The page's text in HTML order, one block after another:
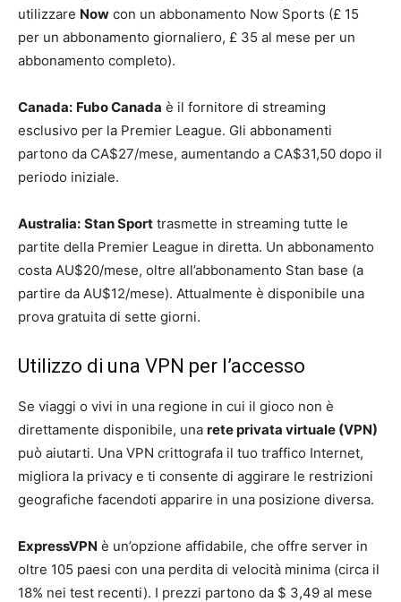
utilizzare Now con un abbonamento Now Sports (£ 15
per un abbonamento giornaliero, £ 35 al mese per un
abbonamento completo).
Canada: Fubo Canada è il fornitore di streaming
esclusivo per la Premier League. Gli abbonamenti
partono da CA$27/mese, aumentando a CA$31,50 dopo il
periodo iniziale.
Australia: Stan Sport trasmette in streaming tutte le
partite della Premier League in diretta. Un abbonamento
costa AU$20/mese, oltre all’abbonamento Stan base (a
partire da AU$12/mese). Attualmente è disponibile una
prova gratuita di sette giorni.
Utilizzo di una VPN per l’accesso
Se viaggi o vivi in una regione in cui il gioco non è
direttamente disponibile, una rete privata virtuale (VPN)
può aiutarti. Una VPN crittografa il tuo traffico Internet,
migliora la privacy e ti consente di aggirare le restrizioni
geografiche facendoti apparire in una posizione diversa.
ExpressVPN è un’opzione affidabile, che offre server in
oltre 105 paesi con una perdita di velocità minima (circa il
18% nei test recenti). I prezzi partono da $ 3,49 al mese